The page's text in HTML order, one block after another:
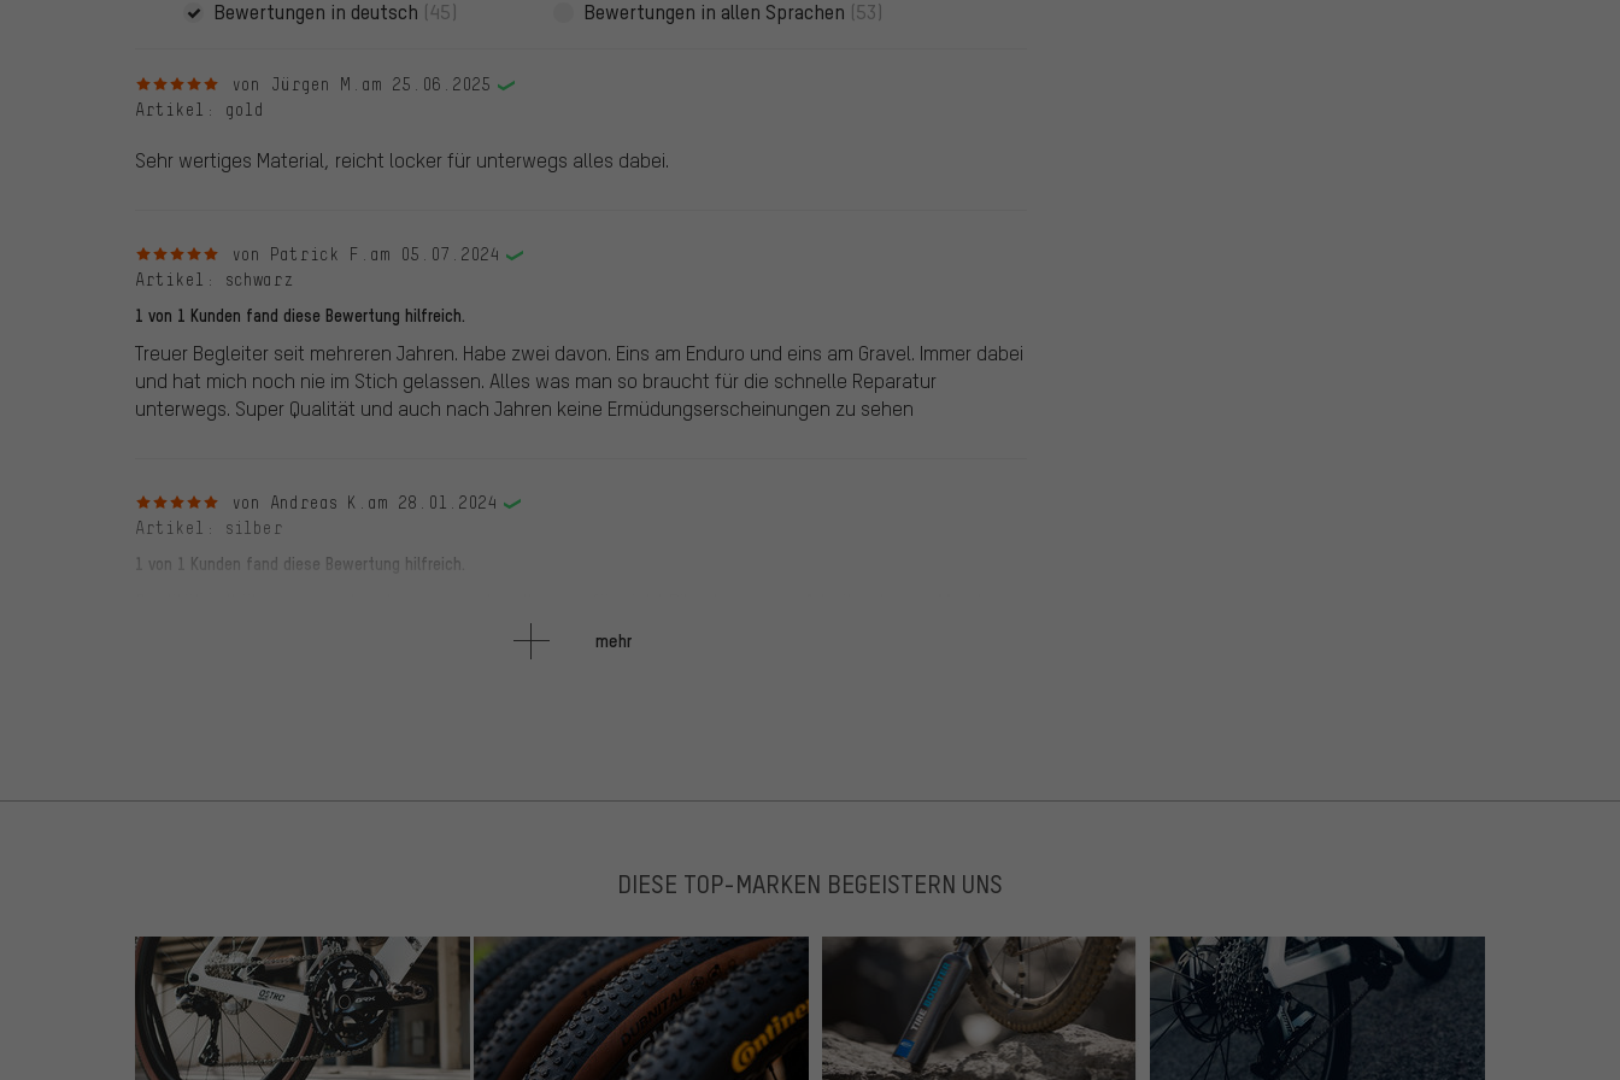
Bewertungen in deutsch (45) Bewertungen in allen Sprachen (53)
5 von 5 Sternenvon Jürgen M. am 25.06.2025
Artikel : gold
Sehr wertiges Material, reicht locker für unterwegs alles dabei.
5 von 5 Sternenvon Patrick F. am 05.07.2024
Artikel : schwarz
1 von 1 Kunden fand diese Bewertung hilfreich.
Treuer Begleiter seit mehreren Jahren. Habe zwei davon. Eins am Enduro und eins am Gravel. Immer dabei
und hat mich noch nie im Stich gelassen. Alles was man so braucht für die schnelle Reparatur
unterwegs. Super Qualität und auch nach Jahren keine Ermüdungserscheinungen zu sehen
5 von 5 Sternenvon Andreas K. am 28.01.2024
Artikel : silber
1 von 1 Kunden fand diese Bewertung hilfreich.
richtig Kraft damit aufwenden, es greift sich gut und man kann gut damit arbeiten. Würde es mir
JEDERZEIT wieder kaufen! In meinen Augen Bestes Minitool!
5 von 5 Sternenvon Steven B.am 21.06.2022
Artikel : gold
Sehr gute Verarbeitung,alles dran was man braucht.
mehr
DIESE TOP-MARKEN BEGEISTERN UNS